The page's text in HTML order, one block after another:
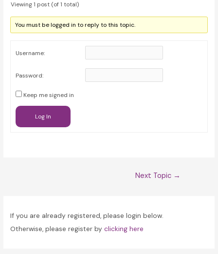
Viewing 1 post (of 1 total)
You must be logged in to reply to this topic.
Username:
Password:
Keep me signed in
Log In
Next Topic →
If you are already registered, please login below.
Otherwise, please register byclicking here